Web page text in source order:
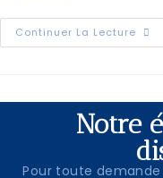
Continuer La Lecture
Notre
Pour toute